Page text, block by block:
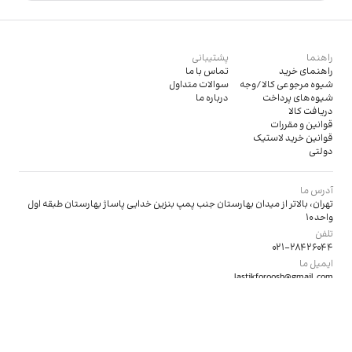
راهنما
راهنمای خرید
شیوه مرجوعی کالا/وجه
شیوه‌های پرداخت
دریافت کالا
قوانین و مقررات
قوانین خرید لاستیک
دولتی
پشتیبانی
تماس با ما
سوالات متداول
درباره ما
آدرس ما
تهران، بالاتر از میدان بهارستان جنب پمپ بنزین خدایی پاساژ بهارستان طبقه اول
واحد 10
تلفن
021-28426044
ایمیل ما
lastikforoosh@gmail.com